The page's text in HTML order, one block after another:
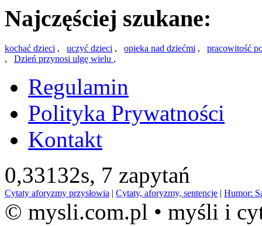
Najczęściej szukane:
kochać dzieci , uczyć dzieci , opieka nad dziećmi , pracowitość
, Dzień przynosi ulgę wielu ,
Regulamin
Polityka Prywatności
Kontakt
0,33132s, 7 zapytań
Cytaty aforyzmy przysłowia | Cytaty, aforyzmy, sentencje | Humor:
© mysli.com.pl • myśli i